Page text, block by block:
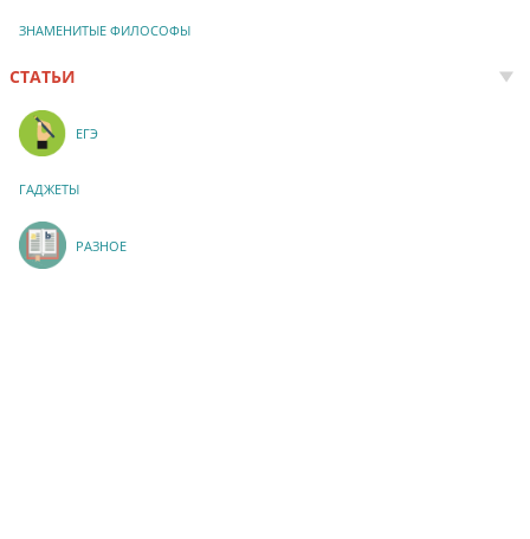
ЗНАМЕНИТЫЕ ФИЛОСОФЫ
СТАТЬИ
ЕГЭ
ГАДЖЕТЫ
РАЗНОЕ